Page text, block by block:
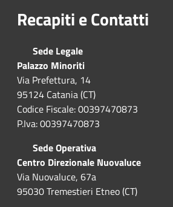
Recapiti e Contatti
Sede Legale
Palazzo Minoriti
Via Prefettura, 14
95124 Catania (CT)
Codice Fiscale: 00397470873
P.Iva: 00397470873
Sede Operativa
Centro Direzionale Nuovaluce
Via Nuovaluce, 67a
95030 Tremestieri Etneo (CT)